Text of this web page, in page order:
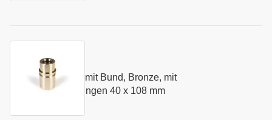
Führungsbuchse mit Bund, Bronze, mit
Festschmierstoffringen 40 x 108 mm
Kurzname:
N281.40
138074